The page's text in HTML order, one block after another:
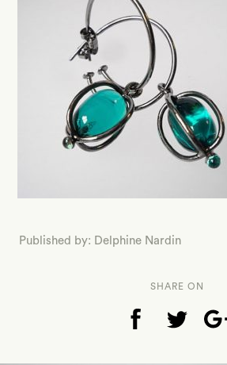
Published by: Delphine Nardin
SHARE ON